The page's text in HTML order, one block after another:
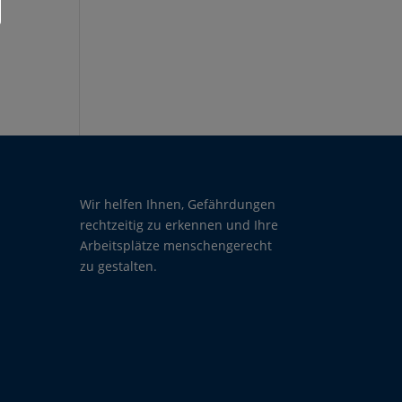
Wir helfen Ihnen, Gefährdungen
rechtzeitig zu erkennen und Ihre
Arbeitsplätze menschengerecht
zu gestalten.